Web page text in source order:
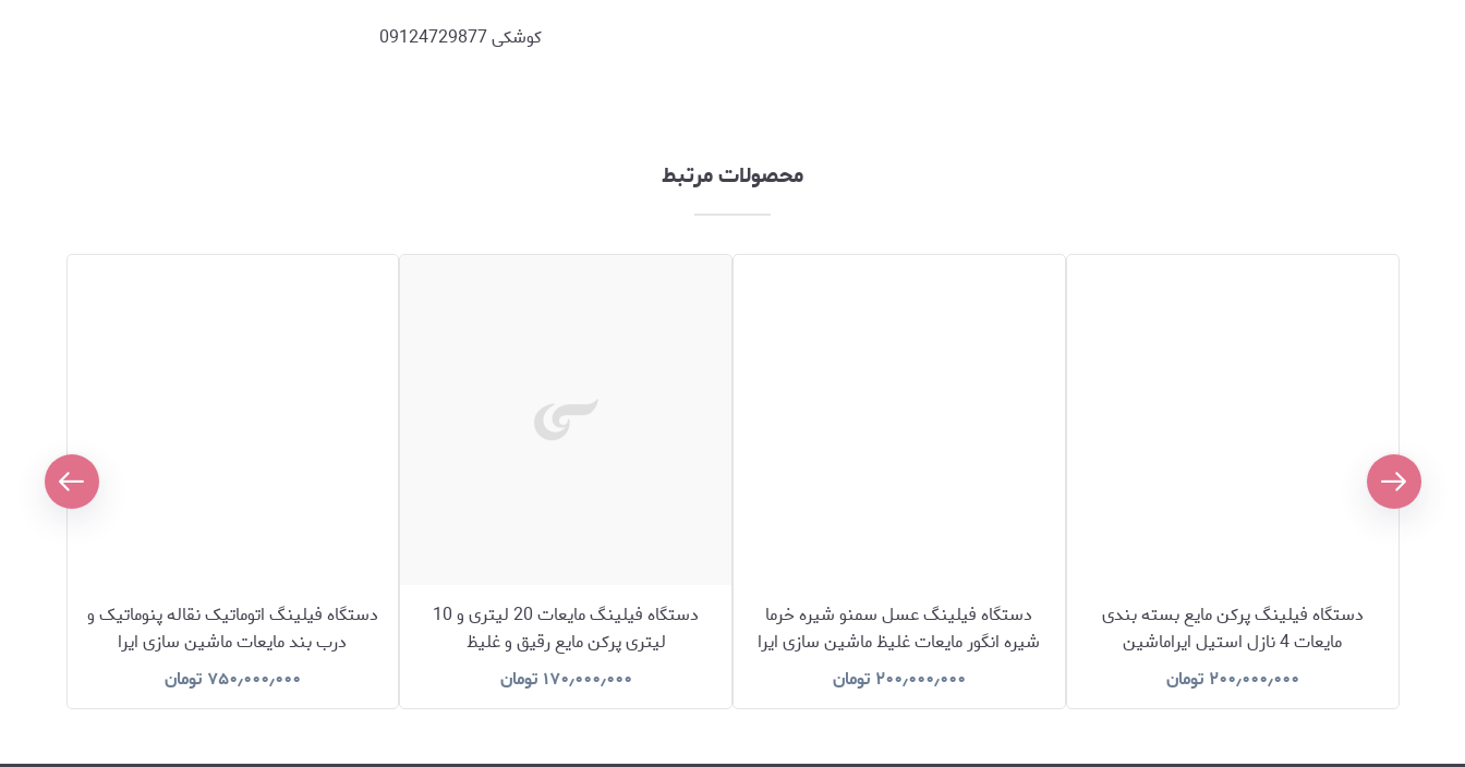
کوشکی 09124729877
محصولات مرتبط
دستگاه فیلینگ پرکن مایع بسته بندی
مایعات 4 نازل استیل ایراماشین
۲۰۰٫۰۰۰٫۰۰۰ تومان
دستگاه فیلینگ عسل سمنو شیره خرما
شیره انگور مایعات غلیظ ماشین سازی ایرا
۲۰۰٫۰۰۰٫۰۰۰ تومان
دستگاه فیلینگ مایعات 20 لیتری و 10
لیتری پرکن مایع رقیق و غلیظ
۱۷۰٫۰۰۰٫۰۰۰ تومان
دستگاه فیلینگ اتوماتیک نقاله پنوماتیک و
درب بند مایعات ماشین سازی ایرا
۷۵۰٫۰۰۰٫۰۰۰ تومان